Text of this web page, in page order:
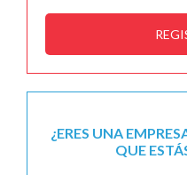
¿ERES UNA
QUE